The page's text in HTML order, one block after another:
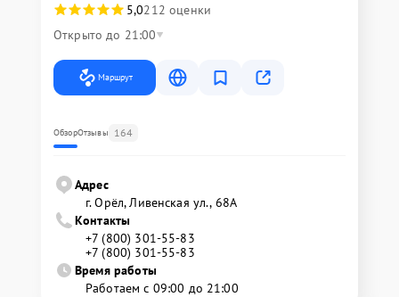
5,0212 оценки
Открыто до 21:00
Маршрут
ОбзорОтзывы 164
Адрес
г. Орёл, Ливенская ул., 68А
Контакты
+7 (800) 301-55-83
+7 (800) 301-55-83
Время работы
Работаем с 09:00 до 21:00